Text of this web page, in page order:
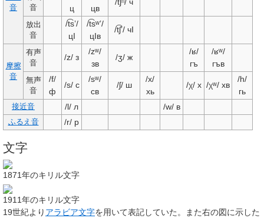
音
音
ц
цв
/t͡ʃʰ/ ч
放出
音
/t͡sʼ/
цI
/t͡sʷʼ/
цIв
/t͡ʃʼ/ чI
摩擦
音
有声
音
/z/ з
/zʷ/
зв
/ʒ/ ж
/ʁ/
гъ
/ʁʷ/
гъв
無声
音
/f/
ф
/s/с
/sʷ/
св
/ʃ/ш
/x/
хь
/χ/х /χʷ/ хв
/h/
гь
接近音 /l/ л /w/в
ふるえ音 /r/ р
文字
1871年のキリル文字
1911年のキリル文字
19世紀より アラビア文字を用いて表記していた。また右の図に示した